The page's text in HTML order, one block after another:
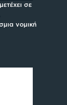
σε
νομική